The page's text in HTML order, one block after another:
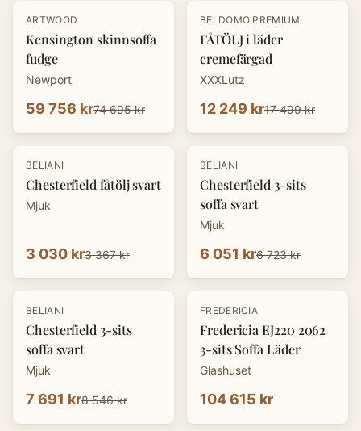
-20%
ARTWOOD
Kensington skinnsoffa
fudge
Newport
59 756 kr74 695 kr
-30 %
BELDOMO PREMIUM
FÅTÖLJ i läder
cremefärgad
XXXLutz
12 249 kr17 499 kr
-10 %
BELIANI
Chesterfield fåtölj svart
Mjuk
3 030 kr3 367 kr
-10 %
BELIANI
Chesterfield 3-sits
soffa svart
Mjuk
6 051 kr6 723 kr
-10 %
BELIANI
Chesterfield 3-sits
soffa svart
Mjuk
7 691 kr8 546 kr
FREDERICIA
Fredericia EJ220 2062
3-sits Soffa Läder
Glashuset
104 615 kr